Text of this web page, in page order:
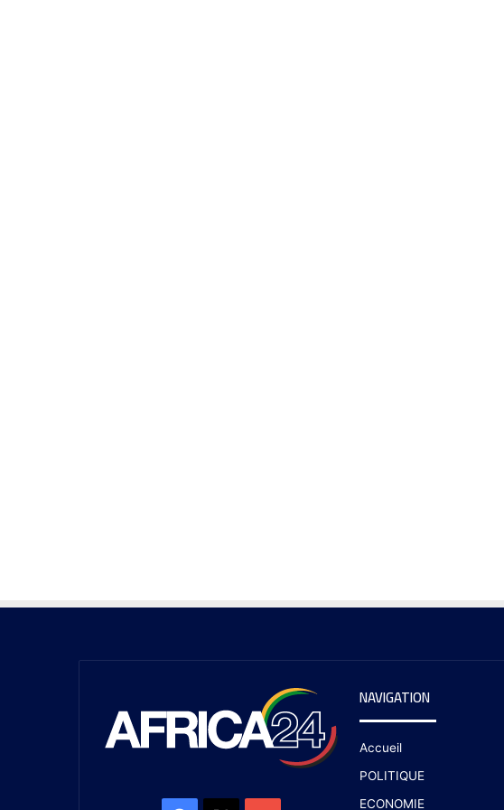
NAVIGATION
Accueil
POLITIQUE
ECONOMIE